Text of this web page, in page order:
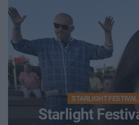
STARLIGHT
Starlight